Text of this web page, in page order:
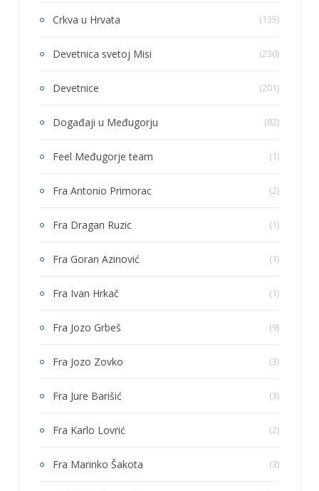
Crkva u Hrvata (135)
Devetnica svetoj Misi (230)
Devetnice (201)
Događaji u Međugorju (82)
Feel Međugorje team (1)
Fra Antonio Primorac (2)
Fra Dragan Ruzic (1)
Fra Goran Azinović (1)
Fra Ivan Hrkač (1)
Fra Jozo Grbeš (9)
Fra Jozo Zovko (3)
Fra Jure Barišić (3)
Fra Karlo Lovrić (2)
Fra Marinko Šakota (3)